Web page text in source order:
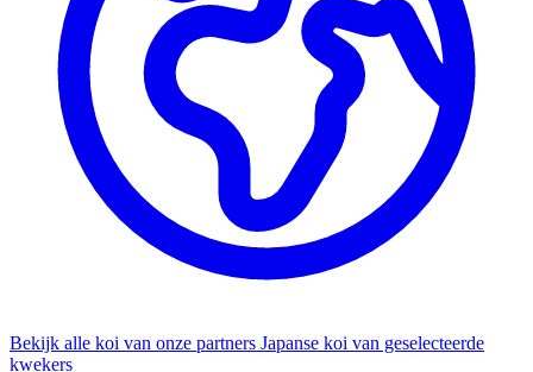
Bekijk alle koi van onze partners Japanse koi van geselecteerde
kwekers